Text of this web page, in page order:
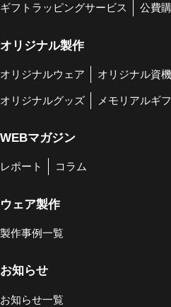
ギフトラッピングサービス 公費
オリジナル製作
オリジナルウェア オリジナル資
オリジナルグッズ メモリアルギ
WEBマガジン
レポート コラム
ウェア製作
製作事例一覧
お知らせ
お知らせ一覧